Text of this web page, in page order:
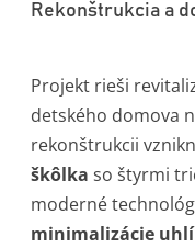
Rekonštrukcia a
Projekt rieši
detského domova
rekonštrukcii
škôlka so štyrmi
moderné
minimalizácie